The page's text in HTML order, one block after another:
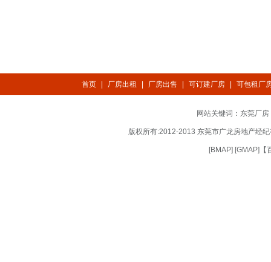
首页 厂房出租 厂房出售 可订建厂房 可包租厂
网站关键词： 东莞厂房
版权所有:2012-2013 东莞市广龙房地产经
[BMAP] [GMAP]